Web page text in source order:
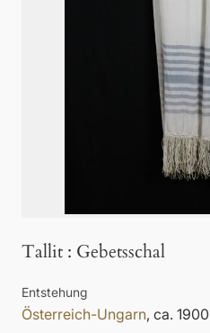
Tallit : Gebetsschal
Entstehung
Österreich-Ungarn, ca. 1900